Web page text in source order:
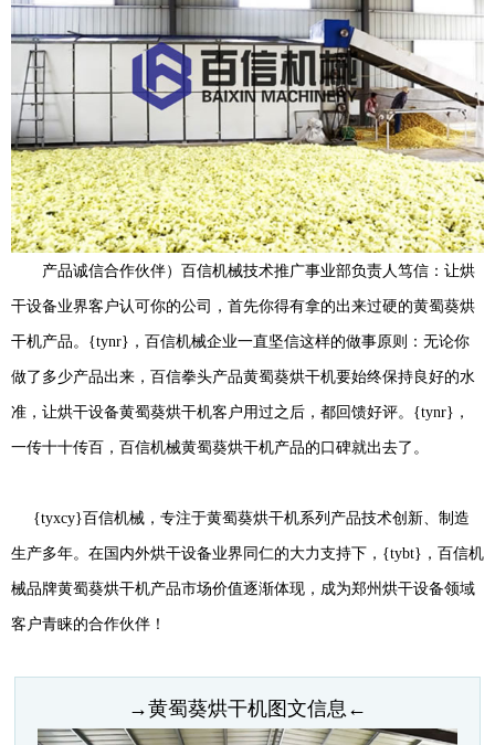
产品诚信合作伙伴）百信机械技术推广事业部负责人笃信：让烘
干设备业界客户认可你的公司，首先你得有拿的出来过硬的黄蜀葵烘
干机产品。{tynr}，百信机械企业一直坚信这样的做事原则：无论你
做了多少产品出来，百信拳头产品黄蜀葵烘干机要始终保持良好的水
准，让烘干设备黄蜀葵烘干机客户用过之后，都回馈好评。{tynr}，
一传十十传百，百信机械黄蜀葵烘干机产品的口碑就出去了。
{tyxcy}百信机械，专注于黄蜀葵烘干机系列产品技术创新、制造
生产多年。在国内外烘干设备业界同仁的大力支持下，{tybt}，百信机
械品牌黄蜀葵烘干机产品市场价值逐渐体现，成为郑州烘干设备领域
客户青睐的合作伙伴！
→黄蜀葵烘干机图文信息←